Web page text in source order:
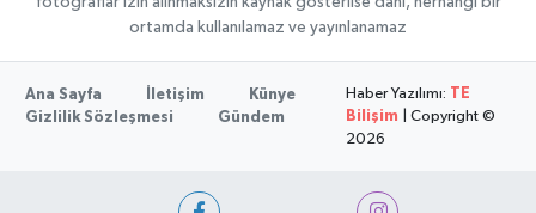
ortamda kullanılamaz ve yayınlanamaz
Ana Sayfa İletişim
Künye
Gizlilik Sözleşmesi
Gündem
Haber Yazılımı:
TE
Bilişim | Copyright ©
2026